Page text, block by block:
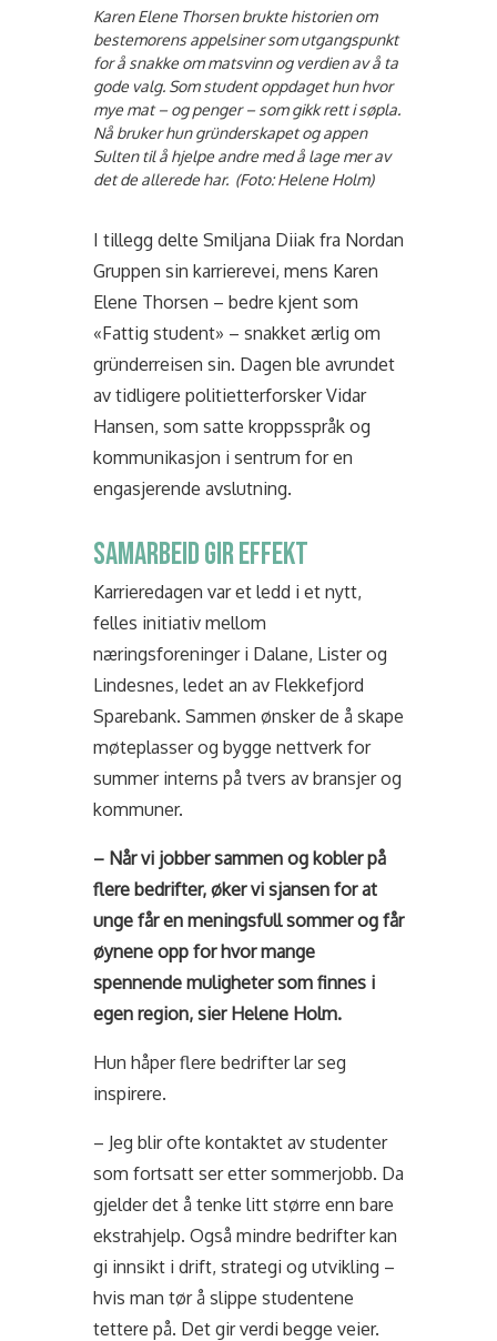
Karen Elene Thorsen brukte historien om
bestemorens appelsiner som utgangspunkt
for å snakke om matsvinn og verdien av å ta
gode valg. Som student oppdaget hun hvor
mye mat – og penger – som gikk rett i søpla.
Nå bruker hun gründerskapet og appen
Sulten til å hjelpe andre med å lage mer av
det de allerede har. (Foto: Helene Holm)
I tillegg delte Smiljana Diiak fra Nordan
Gruppen sin karrierevei, mens Karen
Elene Thorsen – bedre kjent som
«Fattig student» – snakket ærlig om
gründerreisen sin. Dagen ble avrundet
av tidligere politietterforsker Vidar
Hansen, som satte kroppsspråk og
kommunikasjon i sentrum for en
engasjerende avslutning.
SAMARBEID GIR EFFEKT
Karrieredagen var et ledd i et nytt,
felles initiativ mellom
næringsforeninger i Dalane, Lister og
Lindesnes, ledet an av Flekkefjord
Sparebank. Sammen ønsker de å skape
møteplasser og bygge nettverk for
summer interns på tvers av bransjer og
kommuner.
– Når vi jobber sammen og kobler på
flere bedrifter, øker vi sjansen for at
unge får en meningsfull sommer og får
øynene opp for hvor mange
spennende muligheter som finnes i
egen region, sier Helene Holm.
Hun håper flere bedrifter lar seg
inspirere.
– Jeg blir ofte kontaktet av studenter
som fortsatt ser etter sommerjobb. Da
gjelder det å tenke litt større enn bare
ekstrahjelp. Også mindre bedrifter kan
gi innsikt i drift, strategi og utvikling –
hvis man tør å slippe studentene
tettere på. Det gir verdi begge veier.